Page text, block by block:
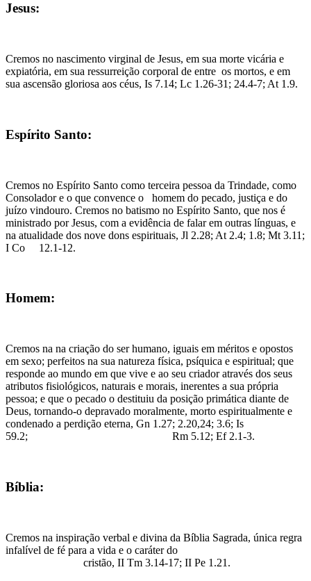
Jesus:
Cremos no nascimento virginal de Jesus, em sua morte vicária e
expiatória, em sua ressurreição corporal de entre os mortos, e em
sua ascensão gloriosa aos céus, Is 7.14; Lc 1.26-31; 24.4-7; At 1.9.
Espírito Santo:
Cremos no Espírito Santo como terceira pessoa da Trindade, como
Consolador e o que convence o homem do pecado, justiça e do
juízo vindouro. Cremos no batismo no Espírito Santo, que nos é
ministrado por Jesus, com a evidência de falar em outras línguas, e
na atualidade dos nove dons espirituais, Jl 2.28; At 2.4; 1.8; Mt 3.11;
I Co 12.1-12.
Homem:
Cremos na na criação do ser humano, iguais em méritos e opostos
em sexo; perfeitos na sua natureza física, psíquica e espiritual; que
responde ao mundo em que vive e ao seu criador através dos seus
atributos fisiológicos, naturais e morais, inerentes a sua própria
pessoa; e que o pecado o destituiu da posição primática diante de
Deus, tornando-o depravado moralmente, morto espiritualmente e
condenado a perdição eterna, Gn 1.27; 2.20,24; 3.6; Is
59.2; Rm 5.12; Ef 2.1-3.
Bíblia:
Cremos na inspiração verbal e divina da Bíblia Sagrada, única regra
infalível de fé para a vida e o caráter do
cristão, II Tm 3.14-17; II Pe 1.21.